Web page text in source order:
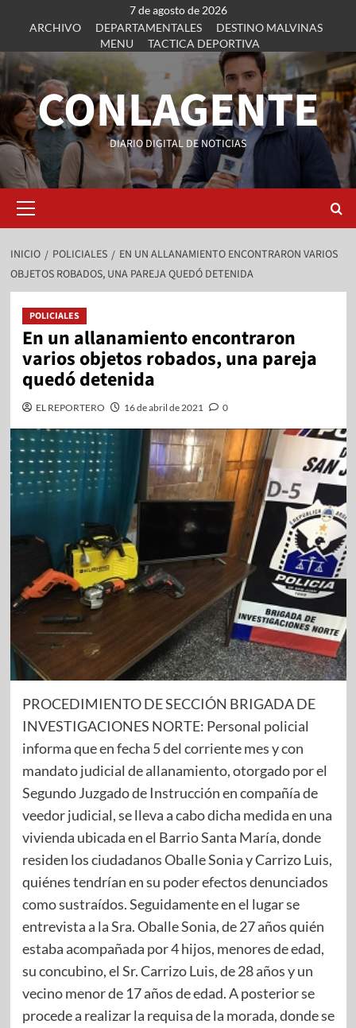
7 de agosto de 2026
ARCHIVO
DEPARTAMENTALES
DESTINO MALVINAS
MENU
TACTICA DEPORTIVA
CONLAGENTE
DIARIO DIGITAL DE NOTICIAS
INICIO POLICIALES
EN UN ALLANAMIENTO ENCONTRARON VARIOS
OBJETOS ROBADOS, UNA PAREJA QUEDÓ DETENIDA
POLICIALES
En un allanamiento encontraron
varios objetos robados, una pareja
quedó detenida
EL REPORTERO 16 de abril de 2021 0
PROCEDIMIENTO DE SECCIÓN BRIGADA DE
INVESTIGACIONES NORTE: Personal policial
informa que en fecha 5 del corriente mes y con
mandato judicial de allanamiento, otorgado por el
Segundo Juzgado de Instrucción en compañía de
veedor judicial, se lleva a cabo dicha medida en una
vivienda ubicada en el Barrio Santa María, donde
residen los ciudadanos Oballe Sonia y Carrizo Luis,
quiénes tendrían en su poder efectos denunciados
como sustraídos. Seguidamente en el lugar se
entrevista a la Sra. Oballe Sonia, de 27 años quién
estaba acompañada por 4 hijos, menores de edad,
su concubino, el Sr. Carrizo Luis, de 28 años y un
vecino menor de 17 años de edad. A posterior se
procede a realizar la requisa de la morada, donde se